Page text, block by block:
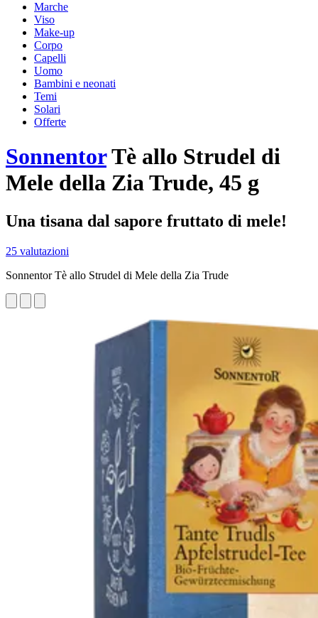
Marche
Viso
Make-up
Corpo
Capelli
Uomo
Bambini e neonati
Temi
Solari
Offerte
SonnentorTè allo Strudel di
Mele della Zia Trude, 45 g
Una tisana dal sapore fruttato di mele!
25 valutazioni
Sonnentor Tè allo Strudel di Mele della Zia Trude